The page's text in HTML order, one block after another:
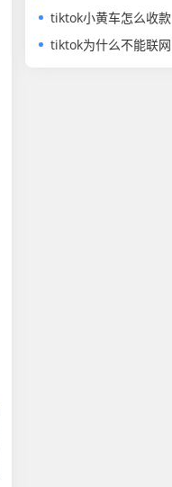
tiktok小黄车怎么收款
tiktok为什么不能联网